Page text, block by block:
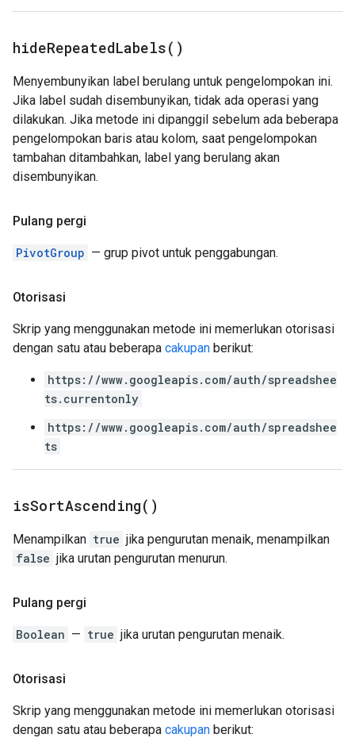
hideRepeatedLabels( )
Menyembunyikan label berulang untuk pengelompokan ini.
Jika label sudah disembunyikan, tidak ada operasi yang
dilakukan. Jika metode ini dipanggil sebelum ada beberapa
pengelompokan baris atau kolom, saat pengelompokan
tambahan ditambahkan, label yang berulang akan
disembunyikan.
Pulang pergi
PivotGroup — grup pivot untuk penggabungan.
Otorisasi
Skrip yang menggunakan metode ini memerlukan otorisasi
dengan satu atau beberapa cakupan berikut:
https://www.googleapis.com/auth/spreadshee
ts.currentonly
https://www.googleapis.com/auth/spreadshee
ts
isSortAscending( )
Menampilkan true jika pengurutan menaik, menampilkan
false jika urutan pengurutan menurun.
Pulang pergi
Boolean — true jika urutan pengurutan menaik.
Otorisasi
Skrip yang menggunakan metode ini memerlukan otorisasi
dengan satu atau beberapa cakupan berikut: